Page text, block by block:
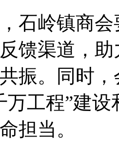
石岭镇商
馈渠道，
振。同时
万工程”建
担当。